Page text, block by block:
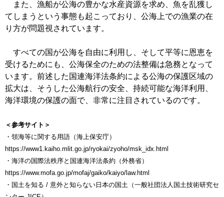
また、漁船が公海の豊かな水産資源を求め、魚を乱獲し
てしまうという事態も起こっており、公海上での漁業の在
り方が問題視されています。
すべての国が公海を自由に利用し、そして平等に恩恵を
受けるためにも、公海保全のための法整備は急務となって
います。前述した国連海洋法条約による公海の保護区域の
拡大は、そうした公海航行の安全、持続可能な海洋利用、
海洋環境の保護の面で、非常に注目されているのです。
＜参考サイト＞
・領海等に関する用語（海上保安庁）
https://www1.kaiho.mlit.go.jp/ryokai/zyoho/msk_idx.html
・海洋の国際法秩序と国連海洋法条約（外務省）
https://www.mofa.go.jp/mofaj/gaiko/kaiyo/law.html
・国土を知る / 意外と知らない日本の国土（一般社団法人国土技術研究セ